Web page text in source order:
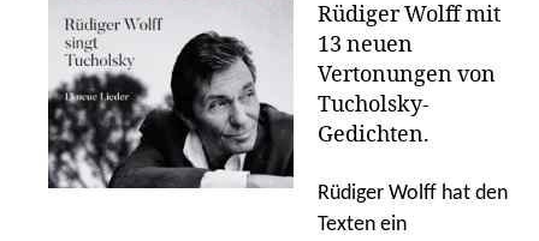
Rüdiger Wolff mit
13 neuen
Vertonungen von
Tucholsky-
Gedichten.
Rüdiger Wolff hat den
Texten ein